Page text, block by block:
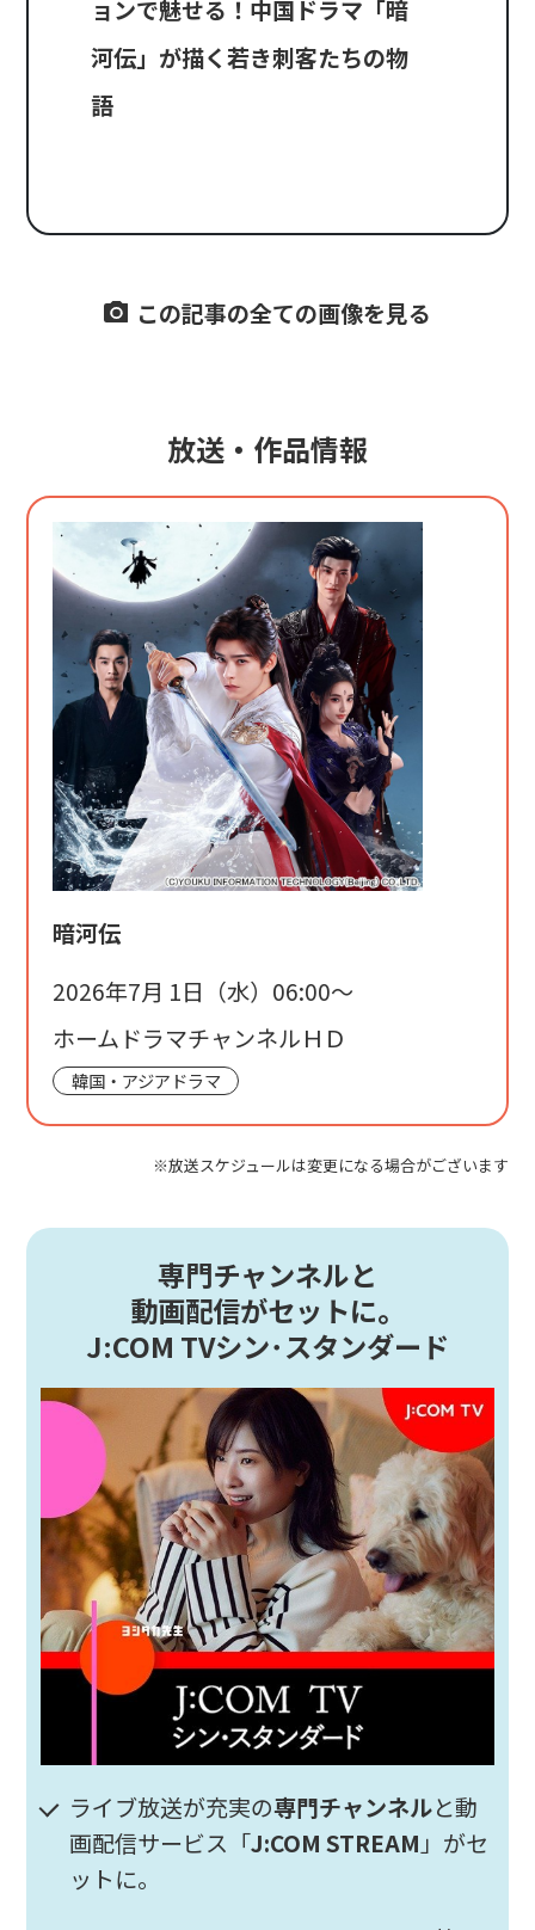
ョンで魅せる！中国ドラマ「暗
河伝」が描く若き刺客たちの物
語
この記事の全ての画像を見る
放送・作品情報
暗河伝
2026年7月 1日（水）06:00〜
ホームドラマチャンネルＨＤ
韓国・アジアドラマ
※放送スケジュールは変更になる場合がございます
専門チャンネルと
動画配信がセットに。
J:COM TVシン･スタンダード
ライブ放送が充実の専門チャンネルと動
画配信サービス「J:COM STREAM 」がセ
ットに。